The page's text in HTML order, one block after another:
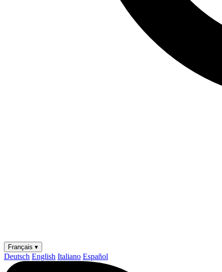
Français ▾
Deutsch English Italiano Español